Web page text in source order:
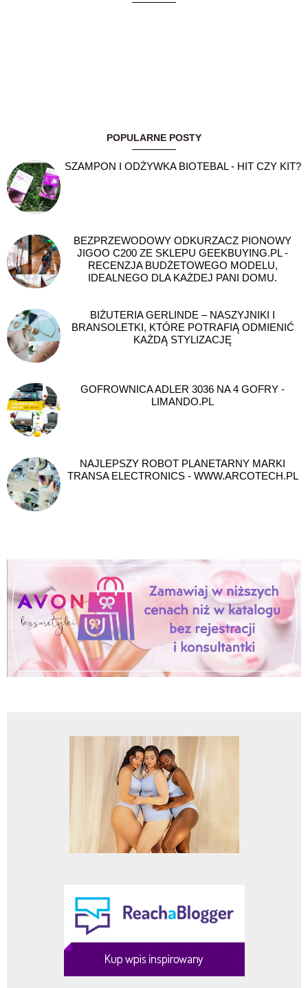
POPULARNE POSTY
SZAMPON I ODŻYWKA BIOTEBAL - HIT CZY KIT?
BEZPRZEWODOWY ODKURZACZ PIONOWY
JIGOO C200 ZE SKLEPU GEEKBUYING.PL -
RECENZJA BUDŻETOWEGO MODELU,
IDEALNEGO DLA KAŻDEJ PANI DOMU.
BIŻUTERIA GERLINDE – NASZYJNIKI I
BRANSOLETKI, KTÓRE POTRAFIĄ ODMIENIĆ
KAŻDĄ STYLIZACJĘ
GOFROWNICA ADLER 3036 NA 4 GOFRY -
LIMANDO.PL
NAJLEPSZY ROBOT PLANETARNY MARKI
TRANSA ELECTRONICS - WWW.ARCOTECH.PL